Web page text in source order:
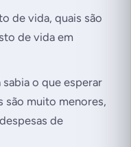
de vida, quais são
de vida em
sabia o que esperar
são muito menores,
de